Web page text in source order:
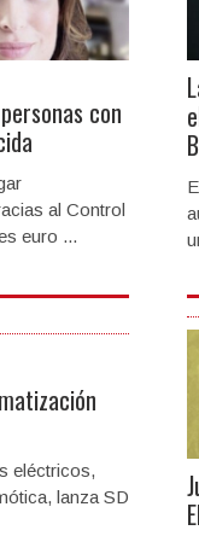
con
al Control
euro ...
eléctricos,
lanza SD